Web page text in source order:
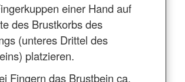
einer Hand auf
des Brustkorbs des
(unteres Drittel des
platzieren.
Fingern das Brustbein ca.